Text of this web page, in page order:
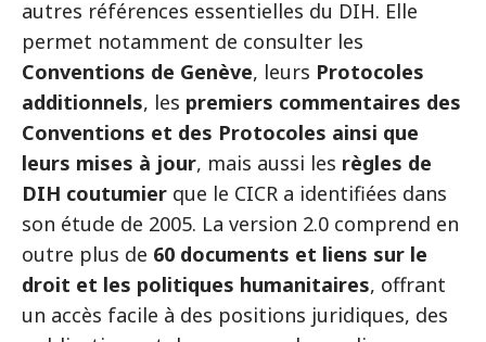
autres références essentielles du DIH. Elle
permet notamment de consulter les
Conventions de Genève, leurs Protocoles
additionnels, les premiers commentaires des
Conventions et des Protocoles ainsi que
leurs mises à jour, mais aussi les règles de
DIH coutumier que le CICR a identifiées dans
son étude de 2005. La version 2.0 comprend en
outre plus de 60 documents et liens sur le
droit et les politiques humanitaires, offrant
un accès facile à des positions juridiques, des